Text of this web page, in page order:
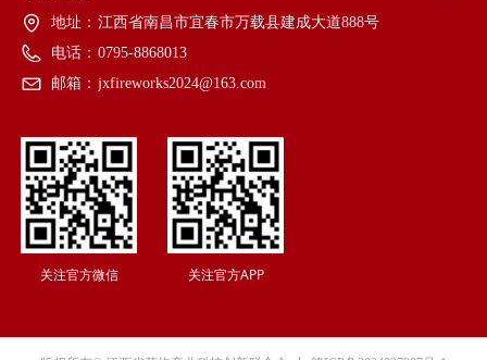
关注官方微信 关注官方APP
地址： 江西省南昌市宜春市万载县建成大道888号
电话： 0795-8868013
邮箱： jxfireworks2024@163.com